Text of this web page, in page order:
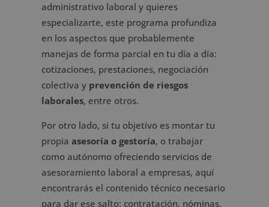
administrativo laboral y quieres
especializarte, este programa profundiza
en los aspectos que probablemente
manejas de forma parcial en tu día a día:
cotizaciones, prestaciones, negociación
colectiva y prevención de riesgos
laborales, entre otros.
Por otro lado, si tu objetivo es montar tu
propia asesoría o gestoría, o trabajar
como autónomo ofreciendo servicios de
asesoramiento laboral a empresas, aquí
encontrarás el contenido técnico necesario
para dar ese salto: contratación, nóminas,